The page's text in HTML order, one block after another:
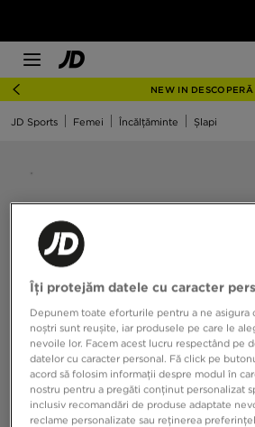
NEW IN DESCOPERĂ
JD Sports Femei Încălțăminte Șlapi
Îți protejăm datele cu caracter
Depunem toate eforturile pentru a ne asigura
noștri sunt reușite, iar produsele pe care le
nevoile lor. Facem acest lucru respectând pe
datelor cu caracter personal. Fă click pe
acord să folosim informații despre modul în
nostru pentru a pregăti conținut personalizat
inclusiv recomandări de produse adaptate
reclame personalizate sau reținerea